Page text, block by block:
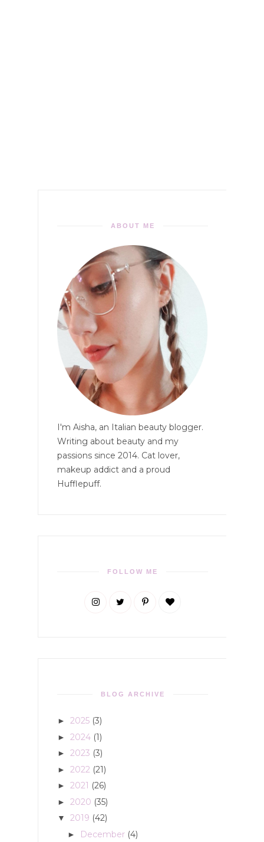
ABOUT ME
I'm Aisha, an Italian beauty blogger.
Writing about beauty and my
passions since 2014. Cat lover,
makeup addict and a proud
Hufflepuff.
FOLLOW ME
BLOG ARCHIVE
► 2025 (3)
► 2024 (1)
► 2023 (3)
► 2022 (21)
► 2021 (26)
► 2020 (35)
▼ 2019 (42)
► December (4)